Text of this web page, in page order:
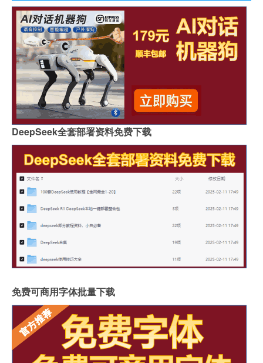
DeepSeek全套部署资料免费下载
免费可商用字体批量下载